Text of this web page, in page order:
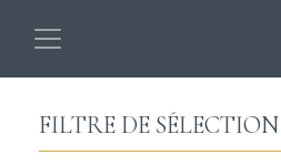
FILTRE DE SÉLECTION